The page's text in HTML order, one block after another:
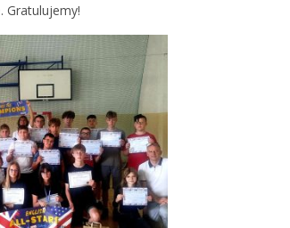
Gratulujemy!